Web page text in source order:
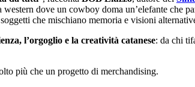
dove un cowboy doma un’elefante che
che mischiano memoria e visioni
l’orgoglio e la creatività catanese: da chi
più che un progetto di merchandising.